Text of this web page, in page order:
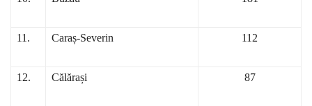
11. Caraș-Severin 112
12. Călărași 87